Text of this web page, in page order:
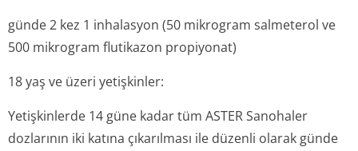
günde 2 kez 1 inhalasyon (50 mikrogram salmeterol ve
500 mikrogram flutikazon propiyonat)
18 yaş ve üzeri yetişkinler:
Yetişkinlerde 14 güne kadar tüm ASTER Sanohaler
dozlarının iki katına çıkarılması ile düzenli olarak günde